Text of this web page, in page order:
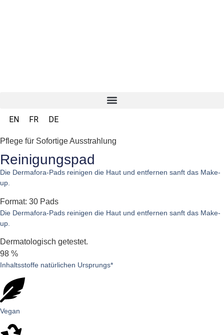
EN FR DE
Pflege für Sofortige Ausstrahlung
Reinigungspad
Die Dermafora-Pads reinigen die Haut und entfernen sanft das Make-
up.
Format: 30 Pads
Die Dermafora-Pads reinigen die Haut und entfernen sanft das Make-
up.
Dermatologisch getestet.
98 %
Inhaltsstoffe natürlichen Ursprungs*
Vegan